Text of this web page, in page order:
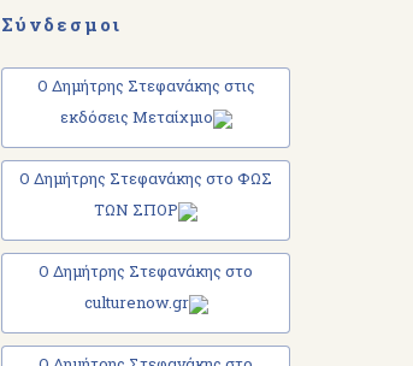
Σύνδεσμοι
Ο Δημήτρης Στεφανάκης στις
εκδόσεις Μεταίχμιο
Ο Δημήτρης Στεφανάκης στο ΦΩΣ
ΤΩΝ ΣΠΟΡ
Ο Δημήτρης Στεφανάκης στο
culturenow.gr